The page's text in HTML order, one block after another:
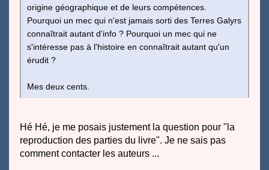
origine géographique et de leurs compétences.
Pourquoi un mec qui n'est jamais sorti des Terres Galyrs
connaîtrait autant d'info ? Pourquoi un mec qui ne
s'intéresse pas à l'histoire en connaîtrait autant qu'un
érudit ?
Mes deux cents.
Hé Hé, je me posais justement la question pour "la
reproduction des parties du livre". Je ne sais pas
comment contacter les auteurs ...